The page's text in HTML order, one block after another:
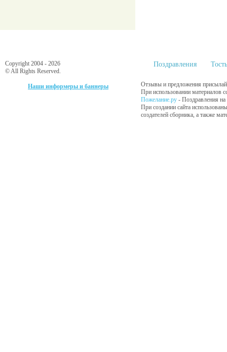
Copyright 2004 - 2026
© All Rights Reserved.
Наши информеры и баннеры
Поздравления
Отзывы и предложения
При использовании материалов
Пожелание.ру - Поздравления на
При создании сайта
создателей сборника, а также